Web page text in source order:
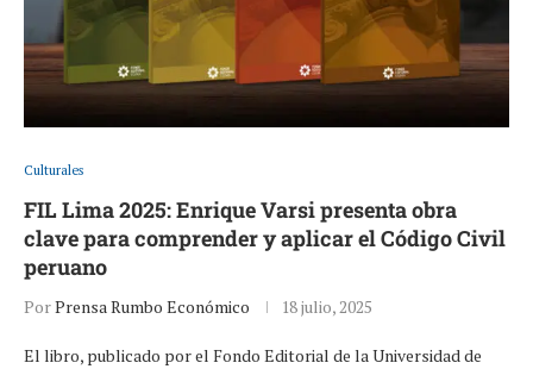
Culturales
FIL Lima 2025: Enrique Varsi presenta obra
clave para comprender y aplicar el Código Civil
peruano
PorPrensa Rumbo Económico 18 julio, 2025
El libro, publicado por el Fondo Editorial de la Universidad de